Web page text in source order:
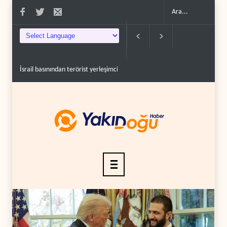
basınından terörist yerleşimcilere destek itiraf..